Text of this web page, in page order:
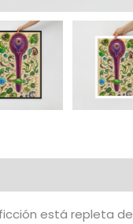
está repleta